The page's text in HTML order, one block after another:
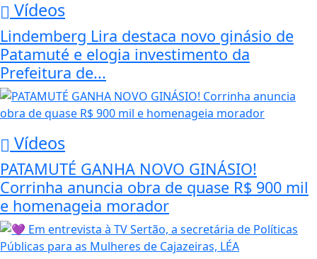
Vídeos
Lindemberg Lira destaca novo ginásio de
Patamuté e elogia investimento da
Prefeitura de...
Vídeos
PATAMUTÉ GANHA NOVO GINÁSIO!
Corrinha anuncia obra de quase R$ 900 mil
e homenageia morador